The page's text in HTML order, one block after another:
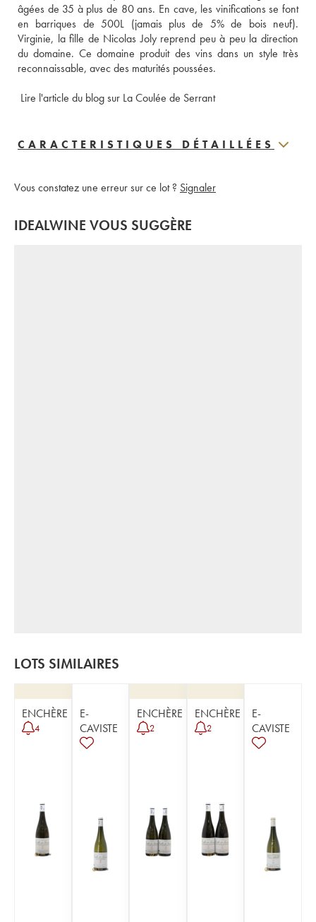
âgées de 35 à plus de 80 ans. En cave, les vinifications se font
en barriques de 500L (jamais plus de 5% de bois neuf).
Virginie, la fille de Nicolas Joly reprend peu à peu la direction
du domaine. Ce domaine produit des vins dans un style très
reconnaissable, avec des maturités poussées.
Lire l'article du blog sur La Coulée de Serrant
CARACTERISTIQUES DÉTAILLÉES
Vous constatez une erreur sur ce lot ? Signaler
IDEALWINE VOUS SUGGÈRE
LOTS SIMILAIRES
ENCHÈRE
4
E-
CAVISTE
ENCHÈRE
2
ENCHÈRE
2
E-
CAVISTE